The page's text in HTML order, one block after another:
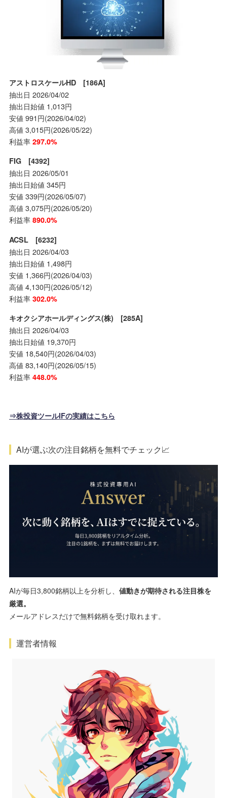
アストロスケールHD [186A]
抽出日 2026/04/02
抽出日始値 1,013円
安値 991円(2026/04/02)
高値 3,015円(2026/05/22)
利益率 297.0%
FIG [4392]
抽出日 2026/05/01
抽出日始値 345円
安値 339円(2026/05/07)
高値 3,075円(2026/05/20)
利益率 890.0%
ACSL [6232]
抽出日 2026/04/03
抽出日始値 1,498円
安値 1,366円(2026/04/03)
高値 4,130円(2026/05/12)
利益率 302.0%
キオクシアホールディングス(株) [285A]
抽出日 2026/04/03
抽出日始値 19,370円
安値 18,540円(2026/04/03)
高値 83,140円(2026/05/15)
利益率 448.0%
⇒株投資ツールIFの実績はこちら
AIが選ぶ次の注目銘柄を無料でチェック📈
AIが毎日3,800銘柄以上を分析し、 値動きが期待される注目株を
厳選。
メールアドレスだけで無料銘柄を受け取れます。
運営者情報